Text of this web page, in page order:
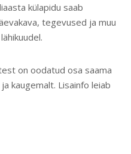
külapidu saab
tegevused ja muu
on oodatud osa saama
kaugemalt. Lisainfo leiab